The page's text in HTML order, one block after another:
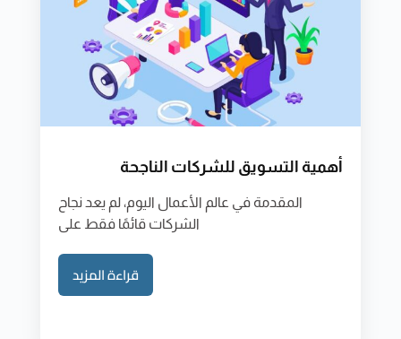
أهمية التسويق للشركات الناجحة
المقدمة في عالم الأعمال اليوم، لم يعد نجاح
الشركات قائمًا فقط على
قراءة المزيد